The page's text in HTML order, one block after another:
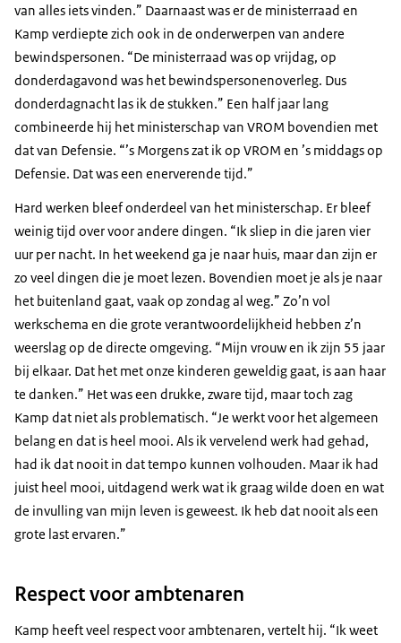
van alles iets vinden.” Daarnaast was er de ministerraad en
Kamp verdiepte zich ook in de onderwerpen van andere
bewindspersonen. “De ministerraad was op vrijdag, op
donderdagavond was het bewindspersonenoverleg. Dus
donderdagnacht las ik de stukken.” Een half jaar lang
combineerde hij het ministerschap van VROM bovendien met
dat van Defensie. “’s Morgens zat ik op VROM en ’s middags op
Defensie. Dat was een enerverende tijd.”
Hard werken bleef onderdeel van het ministerschap. Er bleef
weinig tijd over voor andere dingen. “Ik sliep in die jaren vier
uur per nacht. In het weekend ga je naar huis, maar dan zijn er
zo veel dingen die je moet lezen. Bovendien moet je als je naar
het buitenland gaat, vaak op zondag al weg.” Zo’n vol
werkschema en die grote verantwoordelijkheid hebben z’n
weerslag op de directe omgeving. “Mijn vrouw en ik zijn 55 jaar
bij elkaar. Dat het met onze kinderen geweldig gaat, is aan haar
te danken.” Het was een drukke, zware tijd, maar toch zag
Kamp dat niet als problematisch. “Je werkt voor het algemeen
belang en dat is heel mooi. Als ik vervelend werk had gehad,
had ik dat nooit in dat tempo kunnen volhouden. Maar ik had
juist heel mooi, uitdagend werk wat ik graag wilde doen en wat
de invulling van mijn leven is geweest. Ik heb dat nooit als een
grote last ervaren.”
Respect voor ambtenaren
Kamp heeft veel respect voor ambtenaren, vertelt hij. “Ik weet